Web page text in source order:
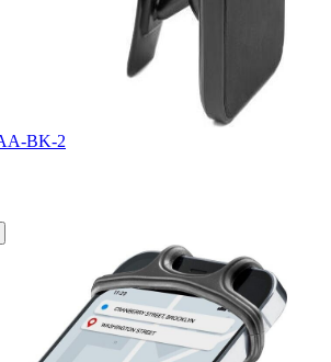
BK-2